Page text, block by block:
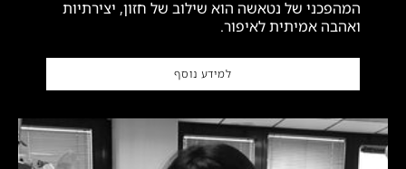
המהפכני של נטאשה הוא שילוב של חזון, יצירתיות
ואהבה אמיתית לאיפור.
למידע נוסף